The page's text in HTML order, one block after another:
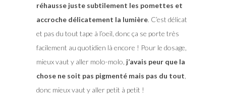
réhausse juste subtilement les pomettes et
accroche délicatement la lumière. C’est délicat
et pas du tout tape à l’oeil, donc ça se porte très
facilement au quotidien là encore ! Pour le dosage,
mieux vaut y aller molo-molo, j’avais peur que la
chose ne soit pas pigmenté mais pas du tout
donc mieux vaut y aller petit à petit !